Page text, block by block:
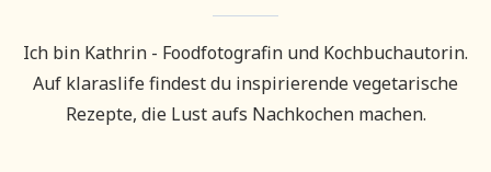
Ich bin Kathrin - Foodfotografin und Kochbuchautorin.
Auf klaraslife findest du inspirierende vegetarische
Rezepte, die Lust aufs Nachkochen machen.